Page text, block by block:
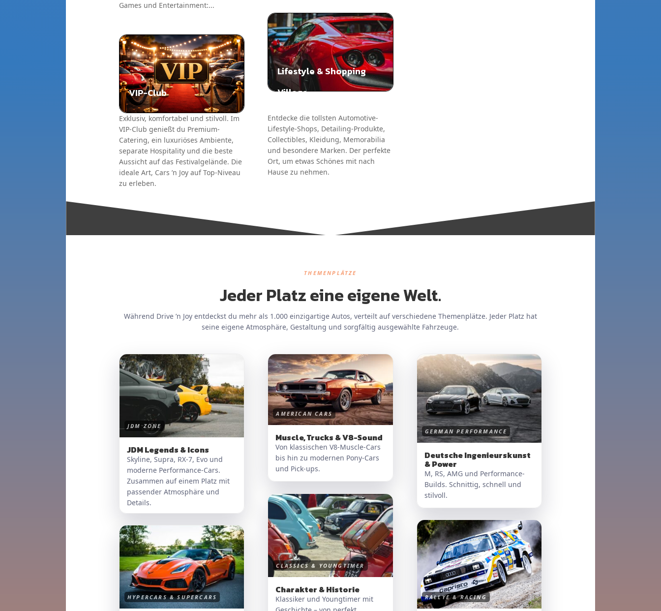
Games und Entertainment:...
VIP-Club
Exklusiv, komfortabel und stilvoll. Im
VIP-Club genießt du Premium-
Catering, ein luxuriöses Ambiente,
separate Hospitality und die beste
Aussicht auf das Festivalgelände. Die
ideale Art, Cars ’n Joy auf Top-Niveau
zu erleben.
Lifestyle & Shopping
Village
Entdecke die tollsten Automotive-
Lifestyle-Shops, Detailing-Produkte,
Collectibles, Kleidung, Memorabilia
und besondere Marken. Der perfekte
Ort, um etwas Schönes mit nach
Hause zu nehmen.
THEMENPLÄTZE
Jeder Platz eine eigene Welt.
Während Drive ’n Joy entdeckst du mehr als 1.000 einzigartige Autos, verteilt auf verschiedene Themenplätze. Jeder Platz hat
seine eigene Atmosphäre, Gestaltung und sorgfältig ausgewählte Fahrzeuge.
JDM ZONE
JDM Legends & Icons
Skyline, Supra, RX-7, Evo und
moderne Performance-Cars.
Zusammen auf einem Platz mit
passender Atmosphäre und
Details.
HYPERCARS & SUPERCARS
AMERICAN CARS
Muscle, Trucks & V8-Sound
Von klassischen V8-Muscle-Cars
bis hin zu modernen Pony-Cars
und Pick-ups.
CLASSICS & YOUNGTIMER
Charakter & Historie
Klassiker und Youngtimer mit
GERMAN PERFORMANCE
Deutsche Ingenieurskunst
& Power
M, RS, AMG und Performance-
Builds. Schnittig, schnell und
stilvoll.
RALLYE & RACING